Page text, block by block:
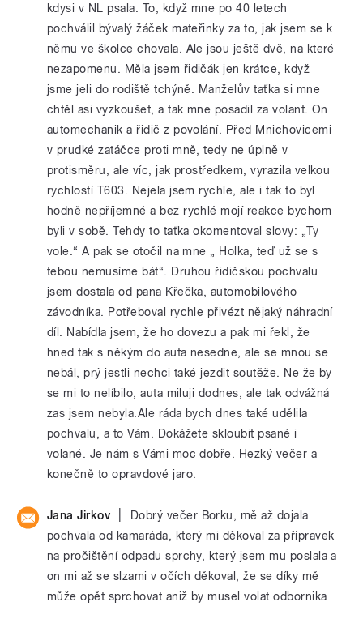
kdysi v NL psala. To, když mne po 40 letech
pochválil bývalý žáček mateřinky za to, jak jsem se k
němu ve školce chovala. Ale jsou ještě dvě, na které
nezapomenu. Měla jsem řidičák jen krátce, když
jsme jeli do rodiště tchýně. Manželův taťka si mne
chtěl asi vyzkoušet, a tak mne posadil za volant. On
automechanik a řidič z povolání. Před Mnichovicemi
v prudké zatáčce proti mně, tedy ne úplně v
protisměru, ale víc, jak prostředkem, vyrazila velkou
rychlostí T603. Nejela jsem rychle, ale i tak to byl
hodně nepříjemné a bez rychlé mojí reakce bychom
byli v sobě. Tehdy to taťka okomentoval slovy: „Ty
vole.“ A pak se otočil na mne „ Holka, teď už se s
tebou nemusíme bát“. Druhou řidičskou pochvalu
jsem dostala od pana Křečka, automobilového
závodníka. Potřeboval rychle přivézt nějaký náhradní
díl. Nabídla jsem, že ho dovezu a pak mi řekl, že
hned tak s někým do auta nesedne, ale se mnou se
nebál, prý jestli nechci také jezdit soutěže. Ne že by
se mi to nelíbilo, auta miluji dodnes, ale tak odvážná
zas jsem nebyla.Ale ráda bych dnes také udělila
pochvalu, a to Vám. Dokážete skloubit psané i
volané. Je nám s Vámi moc dobře. Hezký večer a
konečně to opravdové jaro.
Jana Jirkov
Dobrý večer Borku, mě až dojala
pochvala od kamaráda, který mi děkoval za přípravek
na pročištění odpadu sprchy, který jsem mu poslala a
on mi až se slzami v očích děkoval, že se díky mě
může opět sprchovat aniž by musel volat odbornika